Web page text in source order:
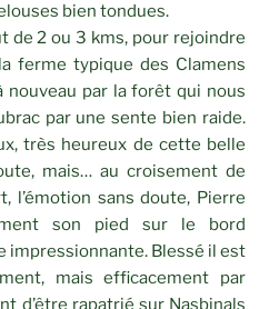
bien tondues.
de 2 ou 3 kms, pour rejoindre
ferme typique des Clamens
nouveau par la forêt qui nous
par une sente bien raide.
très heureux de cette belle
mais… au croisement de
l’émotion sans doute, Pierre
son pied sur le bord
impressionnante. Blessé il est
mais efficacement par
d’être rapatrié sur Nasbinals